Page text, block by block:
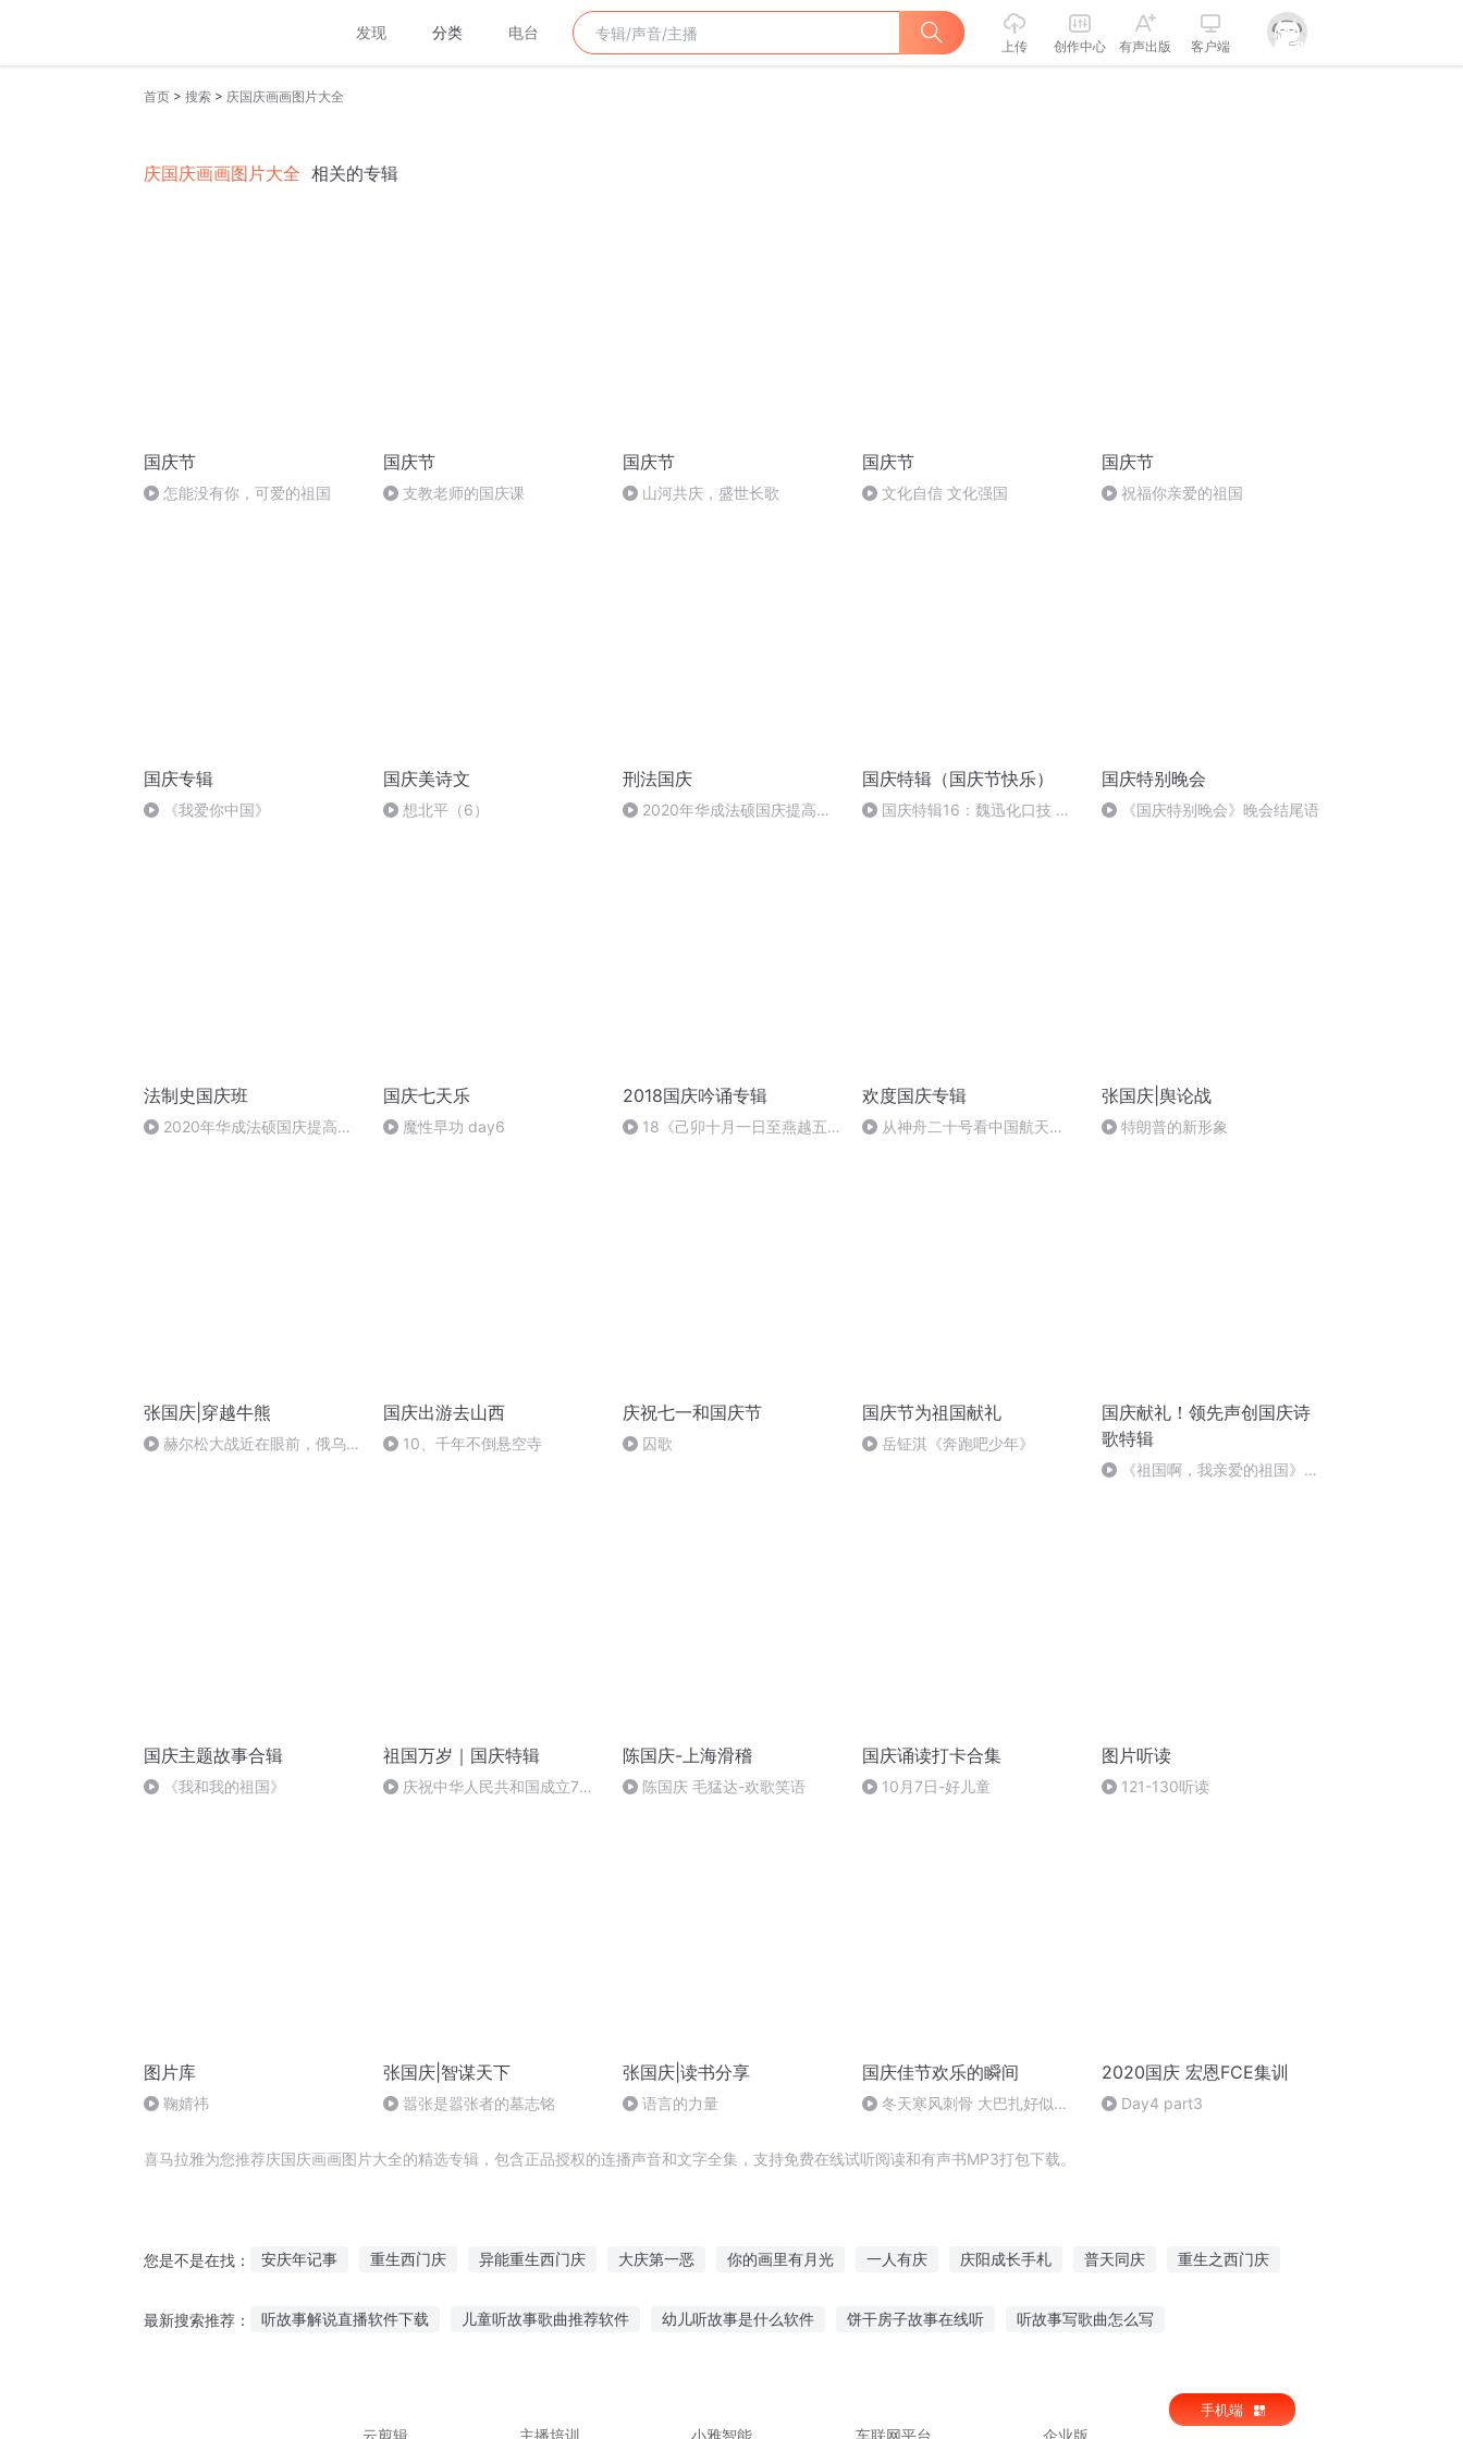
发现 分类 电台
上传 创作中心 有声出版 客户端
首页 > 搜索 > 庆国庆画画图片大全
庆国庆画画图片大全 相关的专辑
国庆节
怎能没有你，可爱的祖国
国庆节
支教老师的国庆课
国庆节
山河共庆，盛世长歌
国庆节
文化自信 文化强国
国庆节
祝福你亲爱的祖国
国庆专辑
《我爱你中国》
国庆美诗文
想北平（6）
刑法国庆
2020年华成法硕国庆提高班
国庆特辑（国庆节快乐）
国庆特辑16：魏迅化口技 二
国庆特别晚会
《国庆特别晚会》晚会结尾语
法制史国庆班
2020年华成法硕国庆提高班
国庆七天乐
魔性早功 day6
2018国庆吟诵专辑
18《己卯十月一日至燕越五
欢度国庆专辑
从神舟二十号看中国航天
张国庆|舆论战
特朗普的新形象
张国庆|穿越牛熊
赫尔松大战近在眼前，俄乌冲
国庆出游去山西
10、千年不倒悬空寺
庆祝七一和国庆节
囚歌
国庆节为祖国献礼
岳钲淇《奔跑吧少年》
国庆献礼！领先声创国庆诗
歌特辑
《祖国啊，我亲爱的祖国》温
国庆主题故事合辑
《我和我的祖国》
祖国万岁｜国庆特辑
庆祝中华人民共和国成立73
陈国庆-上海滑稽
陈国庆 毛猛达-欢歌笑语
国庆诵读打卡合集
10月7日-好儿童
图片听读
121-130听读
图片库
鞠婧祎
张国庆|智谋天下
嚣张是嚣张者的墓志铭
张国庆|读书分享
语言的力量
国庆佳节欢乐的瞬间
冬天寒风刺骨 大巴扎好似温
2020国庆 宏恩FCE集训
Day4 part3
喜马拉雅为您推荐庆国庆画画图片大全的精选专辑，包含正品授权的连播声音和文字全集，支持免费在线试听阅读和有声书MP3打包下载。
您是不是在找： 安庆年记事 重生西门庆 异能重生西门庆 大庆第一恶 你的画里有月光 一人有庆 庆阳成长手札 普天同庆 重生之西门庆
最新搜索推荐： 听故事解说直播软件下载 儿童听故事歌曲推荐软件 幼儿听故事是什么软件 饼干房子故事在线听 听故事写歌曲怎么写
云剪辑
主播培训 小雅智能 车联网平台 企业版
手机端